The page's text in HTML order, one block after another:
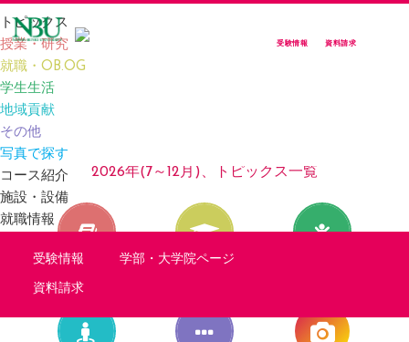
受験情報 資料請求
トピックス
授業・研究
就職・OB.OG
学生生活
地域貢献
その他
写真で探す
コース紹介
施設・設備
就職情報
受験情報 学部・大学院ページ
資料請求
2026年(7～12月)、トピックス一覧